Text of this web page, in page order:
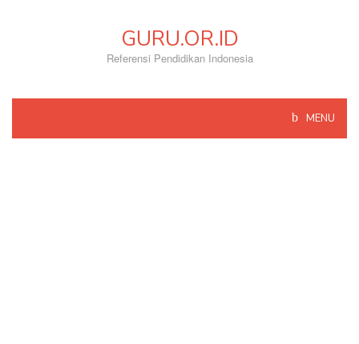
GURU.OR.ID
Referensi Pendidikan Indonesia
MENU